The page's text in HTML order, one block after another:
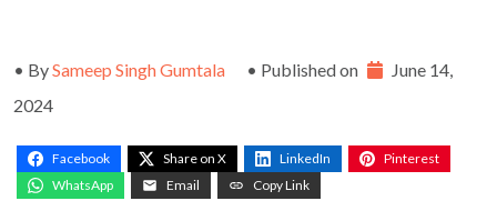
• BySameep Singh Gumtala • Published on
June 14,
2024
Facebook Share on X LinkedIn
Pinterest
WhatsApp
Email Copy Link